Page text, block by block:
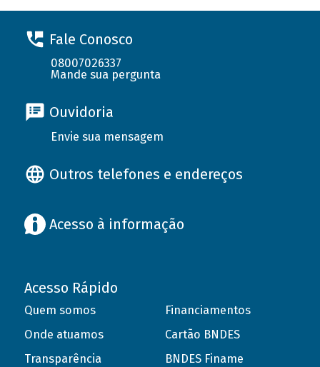
Fale Conosco
08007026337
Mande sua pergunta
Ouvidoria
Envie sua mensagem
Outros telefones e endereços
Acesso à informação
Acesso Rápido
Quem somos
Onde atuamos
Transparência
Financiamentos
Cartão BNDES
BNDES Finame